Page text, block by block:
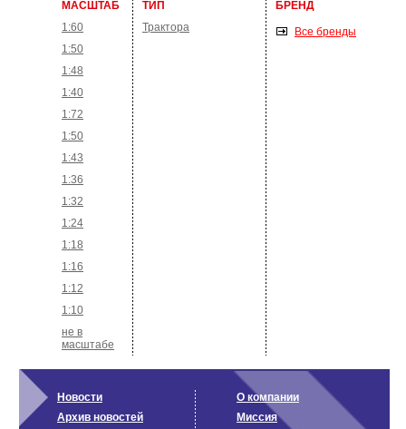
МАСШТАБ
1:60
1:50
1:48
1:40
1:72
1:50
1:43
1:36
1:32
1:24
1:18
1:16
1:12
1:10
не в
масштабе
ТИП
Трактора
БРЕНД
Все бренды
Новости
Архив новостей
О компании
Миссия